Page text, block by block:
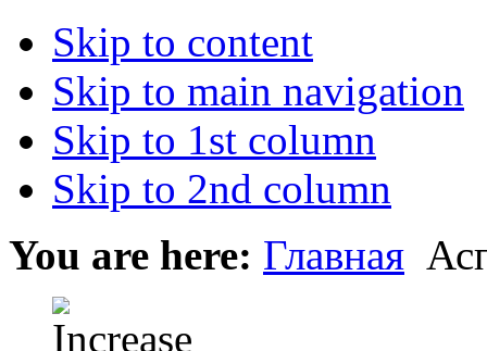
Skip to content
Skip to main navigation
Skip to 1st column
Skip to 2nd column
You are here: Главная